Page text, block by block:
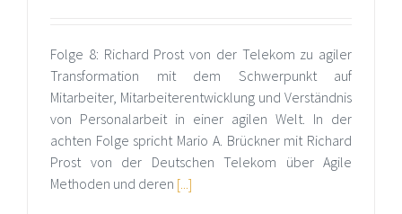
Folge 8: Richard Prost von der Telekom zu agiler
Transformation mit dem Schwerpunkt auf
Mitarbeiter, Mitarbeiterentwicklung und Verständnis
von Personalarbeit in einer agilen Welt. In der
achten Folge spricht Mario A. Brückner mit Richard
Prost von der Deutschen Telekom über Agile
Methoden und deren [...]